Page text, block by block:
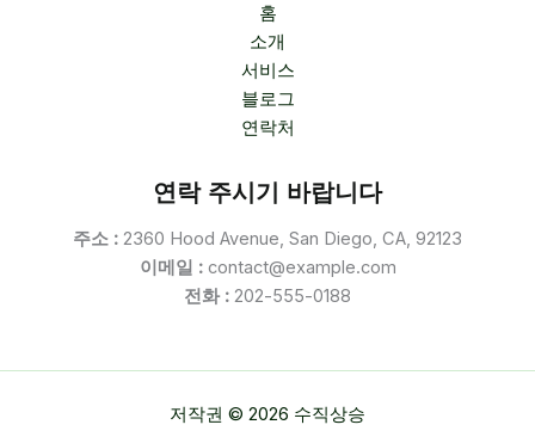
홈
소개
서비스
블로그
연락처
연락 주시기 바랍니다
주소 : 2360 Hood Avenue, San Diego, CA, 92123
이메일 : contact@example.com
전화 : 202-555-0188
저작권 © 2026 수직상승